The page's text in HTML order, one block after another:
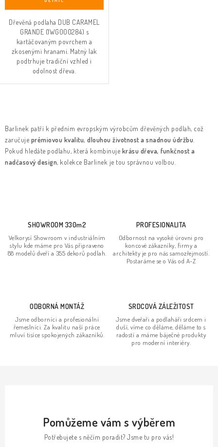
Dřevěná podlaha DUB CARAMEL
GRANDE (1WG000284) s
kartáčovaným povrchem a
zkosenými hranami. Matný lak
podtrhuje tradiční vzhled i
odolnost dřeva.
v
l
á
d
v
k
Barlinek patří k předním evropským výrobcům dřevěných podlah, což
zaručuje prémiovou kvalitu, dlouhou životnost a snadnou údržbu
Pokud hledáte podlahu, která kombinuje krásu dřeva, funkčnost a
nadčasový design, kolekce Barlinek je tou správnou volbou.
SHOWROOM 330m2
Velkorysí Showroom v industriálním
stylu kde máme pro Vás připraveno
88 modelů dveří a 355 dekorů podlah.
PROFESIONALITA
Odbornost na vysoké úrovni pro
koncové zákazníky, firmy a
architekty je pro nás samozřejmostí.
Postaráme se o Vás od A-Z
ODBORNÁ MONTÁŽ
Jsme odborníci a profesionální
řemeslníci. Za kvalitu naší práce
mluví tisíce spokojených zákazníků.
SRDCOVÁ ZÁLEŽITOST
Jsme dveřaři a podlaháři srdcem i
duší, víme co děláme, děláme to s
radostí a máme báječné produkty
pro moderní interiéry.
Pomůžeme vám s výběrem
Potřebujete s něčím poradit? Jsme tu pro vás!